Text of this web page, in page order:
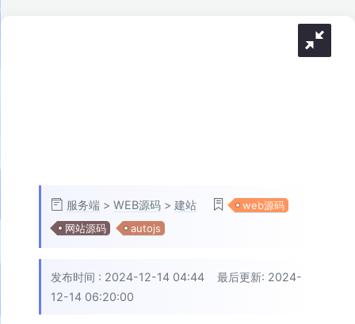
服务端 > WEB源码 > 建站
web源码
网站源码
autojs
发布时间 : 2024-12-14 04:44 最后更新: 2024-
12-14 06:20:00